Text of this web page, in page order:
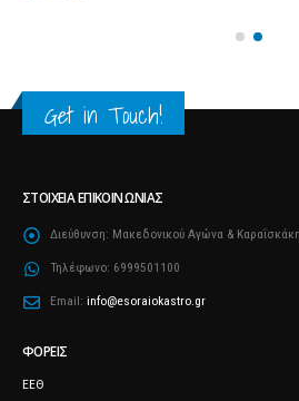
Get in Touch!
ΣΤΟΙΧΕΊΑ ΕΠΙΚΟΙΝΩΝΊΑΣ
Διεύθυνση: Μακεδονικού Αγώνα &
Τηλέφωνο: 6999501100
Email: info@esoraiokastro.gr
ΦΟΡΕΊΣ
ΕΕΘ